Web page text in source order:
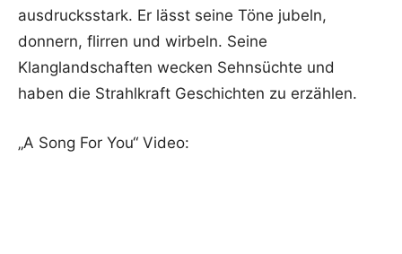
ausdrucksstark. Er lässt seine Töne jubeln,
donnern, flirren und wirbeln. Seine
Klanglandschaften wecken Sehnsüchte und
haben die Strahlkraft Geschichten zu erzählen.
„A Song For You“ Video: